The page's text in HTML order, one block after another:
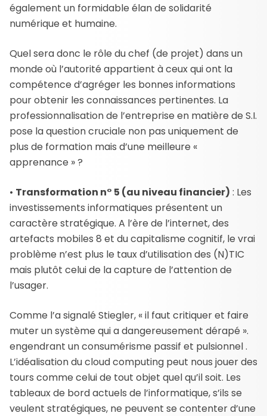
également un formidable élan de solidarité
numérique et humaine.
Quel sera donc le rôle du chef (de projet) dans un
monde où l’autorité appartient à ceux qui ont la
compétence d’agréger les bonnes informations
pour obtenir les connaissances pertinentes. La
professionnalisation de l’entreprise en matière de S.I.
pose la question cruciale non pas uniquement de
plus de formation mais d’une meilleure «
apprenance » ?
• Transformation n° 5 (au niveau financier) : Les
investissements informatiques présentent un
caractère stratégique. A l’ère de l’internet, des
artefacts mobiles 8 et du capitalisme cognitif, le vrai
problème n’est plus le taux d’utilisation des (N)TIC
mais plutôt celui de la capture de l’attention de
l’usager.
Comme l’a signalé Stiegler, « il faut critiquer et faire
muter un système qui a dangereusement dérapé ».
engendrant un consumérisme passif et pulsionnel .
L’idéalisation du cloud computing peut nous jouer des
tours comme celui de tout objet quel qu’il soit. Les
tableaux de bord actuels de l’informatique, s’ils se
veulent stratégiques, ne peuvent se contenter d’une